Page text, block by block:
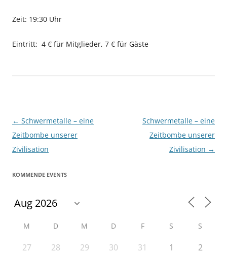
Zeit: 19:30 Uhr
Eintritt: 4 € für Mitglieder, 7 € für Gäste
Beitragsnavigation
← Schwermetalle – eine
Zeitbombe unserer
Zivilisation
Schwermetalle – eine
Zeitbombe unserer
Zivilisation →
KOMMENDE EVENTS
M D M D F S S
27 28 29 30 31 1 2